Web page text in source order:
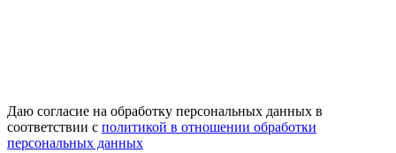
Даю согласие на обработку персональных данных в
соответствии с политикой в отношении обработки
персональных данных